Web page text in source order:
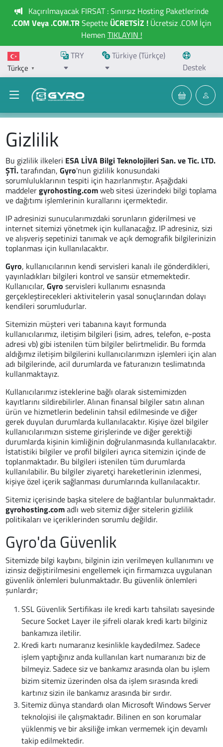
Kaçırılmayacak FIRSAT : Sınırsız Hosting Paketlerinde
.COM Veya .COM.TRSepette ÜCRETSİZ ! Ücretsiz .COM İçin
Hemen TIKLAYIN !
Türkçe ▼
TRY
Türkiye (Türkçe)
Destek
Gizlilik
Bu gizlilik ilkeleri ESA LİVA Bilgi Teknolojileri San. ve Tic. LTD.
ŞTİ.tarafından,Gyro'nun gizlilik konusundaki
sorumluluklarının tespiti için hazırlanmıştır. Aşağıdaki
maddelergyrohosting.comweb sitesi üzerindeki bilgi toplama
ve dağıtımı işlemlerinin kurallarını içermektedir.
IP adresinizi sunucularımızdaki sorunların giderilmesi ve
internet sitemizi yönetmek için kullanacağız. IP adresiniz, sizi
ve alışveriş sepetinizi tanımak ve açık demografik bilgilerinizin
toplanması için kullanılacaktır.
Gyro, kullanıcılarının kendi servisleri kanalı ile gönderdikleri,
yayınladıkları bilgileri kontrol ve sansür etmemektedir.
Kullanıcılar,Gyro servisleri kullanımı esnasında
gerçekleştirecekleri aktivitelerin yasal sonuçlarından dolayı
kendileri sorumludurlar.
Sitemizin müşteri veri tabanına kayıt formunda
kullanıcılarımız, iletişim bilgileri (isim, adres, telefon, e-posta
adresi vb) gibi istenilen tüm bilgiler belirtmelidir. Bu formda
aldığımız iletişim bilgilerini kullanıcılarımızın işlemleri için alan
adı bilgilerinde, acil durumlarda ve faturanızın teslimatında
kullanmaktayız.
Kullanıcılarımız isteklerine bağlı olarak sistemimizden
kayıtlarını sildirebilirler. Alınan finansal bilgiler satın alınan
ürün ve hizmetlerin bedelinin tahsil edilmesinde ve diğer
gerek duyulan durumlarda kullanılacaktır. Kişiye özel bilgiler
kullanıcılarımızın sisteme girişlerinde ve diğer gerektiği
durumlarda kişinin kimliğinin doğrulanmasında kullanılacaktır.
İstatistiki bilgiler ve profil bilgileri ayrıca sitemizin içinde de
toplanmaktadır. Bu bilgileri istenilen tüm durumlarda
kullanılabilir. Bu bilgiler ziyaretçi hareketlerinin izlenmesi,
kişiye özel içerik sağlanması durumlarında kullanılacaktır.
Sitemiz içerisinde başka sitelere de bağlantılar bulunmaktadır.
gyrohosting.comadlı web sitemiz diğer sitelerin gizlilik
politikaları ve içeriklerinden sorumlu değildir.
Gyro'da Güvenlik
Sitemizde bilgi kaybını, bilginin izin verilmeyen kullanımını ve
izinsiz değiştirilmesini engellemek için firmamızca uygulanan
güvenlik önlemleri bulunmaktadır. Bu güvenlik önlemleri
şunlardır;
SSL Güvenlik Sertifikası ile kredi kartı tahsilatı sayesinde
Secure Socket Layer ile şifreli olarak kredi kartı bilginiz
bankamıza iletilir.
Kredi kartı numaranız kesinlikle kaydedilmez. Sadece
işlem yaptığınız anda kullanılan kart numaranızı biz de
bilmeyiz. Sadece siz ve bankamız arasında olan bu işlem
bizim sitemiz üzerinden olsa da işlem sırasında kredi
kartınız sizin ile bankamız arasında bir sırdır.
Sitemiz dünya standardı olan Microsoft Windows Server
teknolojisi ile çalışmaktadır. Bilinen en son korumalar
yüklenmiş ve bir aksiliğe imkan vermemek için devamlı
takip edilmektedir.